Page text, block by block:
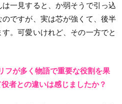
一見すると、か弱そうで引っ込
ですが、実は芯が強くて、後半
。可愛いけれど、その一方でと
が多く物語で重要な役割を果
者との違いは感じましたか？